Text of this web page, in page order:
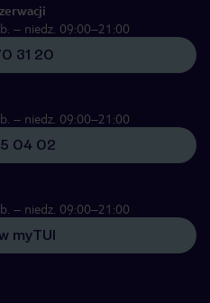
– niedz. 09:00–21:00
31 20
– niedz. 09:00–21:00
04 02
– niedz. 09:00–21:00
myTUI